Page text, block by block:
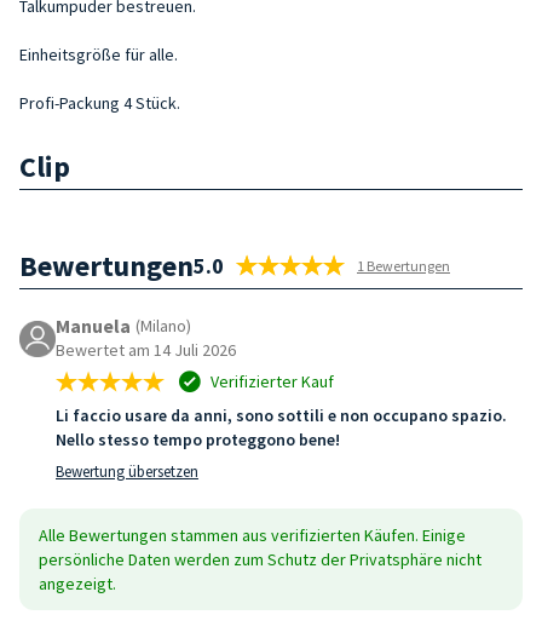
Talkumpuder bestreuen.
Einheitsgröße für alle.
Profi-Packung 4 Stück.
Clip
Bewertungen5.0 1 Bewertungen
Manuela (Milano)
Bewertet am 14 Juli 2026
Verifizierter Kauf
Li faccio usare da anni, sono sottili e non occupano spazio.
Nello stesso tempo proteggono bene!
Bewertung übersetzen
Alle Bewertungen stammen aus verifizierten Käufen. Einige
persönliche Daten werden zum Schutz der Privatsphäre nicht
angezeigt.